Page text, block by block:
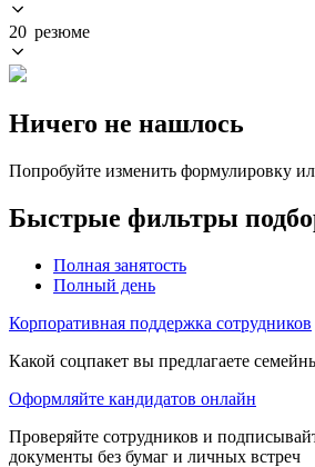
20 резюме
Ничего не нашлось
Попробуйте изменить формулировку
Быстрые фильтры
Полная занятость
Полный день
Корпоративная поддержка сотрудников
Какой соцпакет вы предлагаете
Оформляйте кандидатов онлайн
Проверяйте сотрудников и
документы без бумаг и личных встреч